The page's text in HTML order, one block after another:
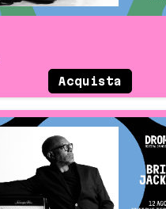
Acquista